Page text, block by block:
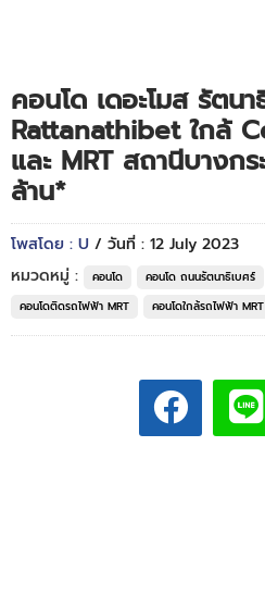
คอนโด เดอะโมส รัตน
Rattanathibet ใกล้
และ MRT สถานีบางกร
ล้าน*
โพสโดย : U / วันที่ : 12 July 2023
หมวดหมู่ :
คอนโด คอนโด ถนนรัตนาธิเบศร์
คอนโดติดรถไฟฟ้า MRT
คอนโดใกล้รถไฟฟ้า MRT